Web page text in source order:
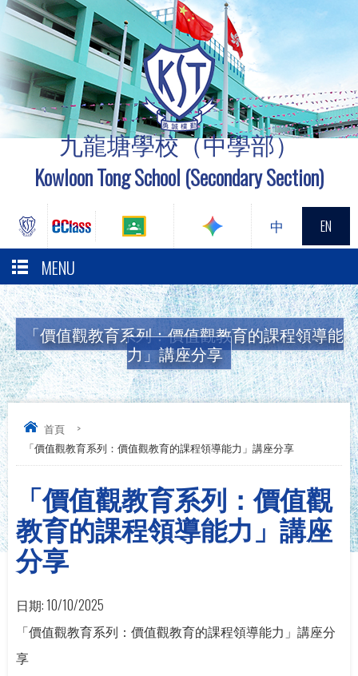
九龍塘學校（中學部）
Kowloon Tong School (Secondary Section)
中 EN
MENU
「價值觀教育系列：價值觀教育的課程領導能
力」講座分享
首頁
>
「價值觀教育系列：價值觀教育的課程領導能力」講座分享
「價值觀教育系列：價值觀
教育的課程領導能力」講座
分享
日期: 10/10/2025
「價值觀教育系列：價值觀教育的課程領導能力」講座分
享